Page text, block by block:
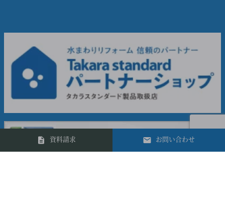
資料請求 お問い合わせ